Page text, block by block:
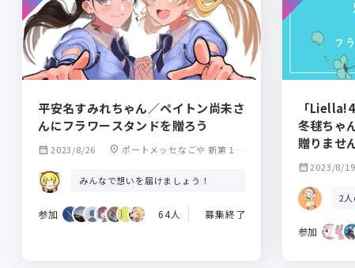
平安名すみれちゃん／ペイトン尚未さ
んにフラワースタンドを贈ろう
calendar_month 2023/8/26 location_on ポートメッセなごや 新第１展
みんなで想いを届けましょう！
参加 64人 募集終了
「
冬毬ちゃ
贈りませ
calendar_month2023/8/19
2
参加